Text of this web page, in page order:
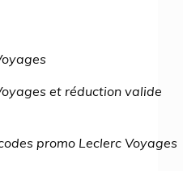
et réduction valide
promo Leclerc Voyages